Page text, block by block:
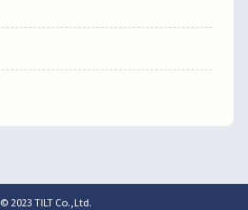
© 2023 TILT Co.,Ltd.